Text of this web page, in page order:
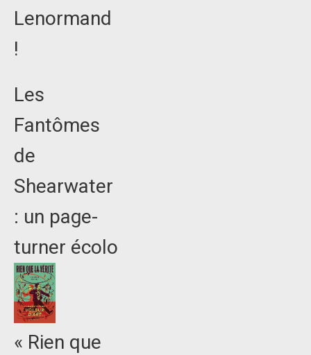
Lenormand
!
Les
Fantômes
de
Shearwater
: un page-
turner écolo
« Rien que